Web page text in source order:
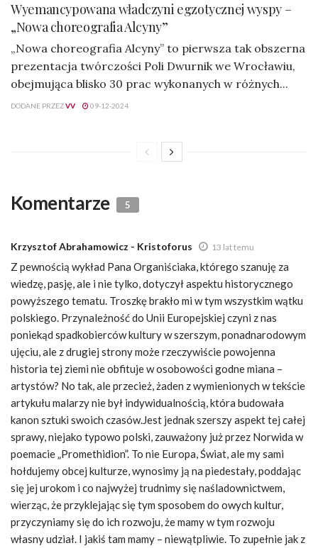
Wyemancypowana władczyni egzotycznej wyspy –
„Nowa choreografia Alcyny”
„Nowa choreografia Alcyny” to pierwsza tak obszerna
prezentacja twórczości Poli Dwurnik we Wrocławiu,
obejmująca blisko 30 prac wykonanych w różnych...
DODANE PRZEZVV 09-12-2024
Komentarze 5
Krzysztof Abrahamowicz - Kristoforus 13 lat temu
Z pewnością wykład Pana Organiściaka, którego szanuję za
wiedzę, pasję, ale i nie tylko, dotyczył aspektu historycznego
powyższego tematu. Troszkę brakło mi w tym wszystkim wątku
polskiego. Przynależność do Unii Europejskiej czyni z nas
poniekąd spadkobierców kultury w szerszym, ponadnarodowym
ujęciu, ale z drugiej strony może rzeczywiście powojenna
historia tej ziemi nie obfituje w osobowości godne miana –
artystów? No tak, ale przecież, żaden z wymienionych w tekście
artykułu malarzy nie był indywidualnością, która budowała
kanon sztuki swoich czasów.Jest jednak szerszy aspekt tej całej
sprawy, niejako typowo polski, zauważony już przez Norwida w
poemacie „Promethidion”. To nie Europa, Świat, ale my sami
hołdujemy obcej kulturze, wynosimy ją na piedestały, poddając
się jej urokom i co najwyżej trudnimy się naśladownictwem,
wierząc, że przyklejając się tym sposobem do owych kultur,
przyczyniamy się do ich rozwoju, że mamy w tym rozwoju
własny udział. I jakiś tam mamy – niewątpliwie. To zupełnie jak z